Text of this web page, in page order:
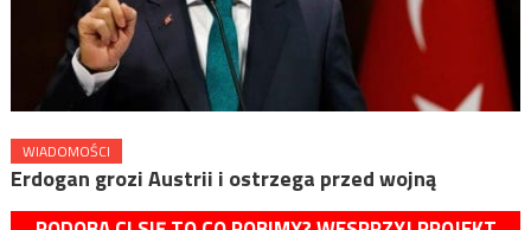
WIADOMOŚCI
Erdogan grozi Austrii i ostrzega przed wojną